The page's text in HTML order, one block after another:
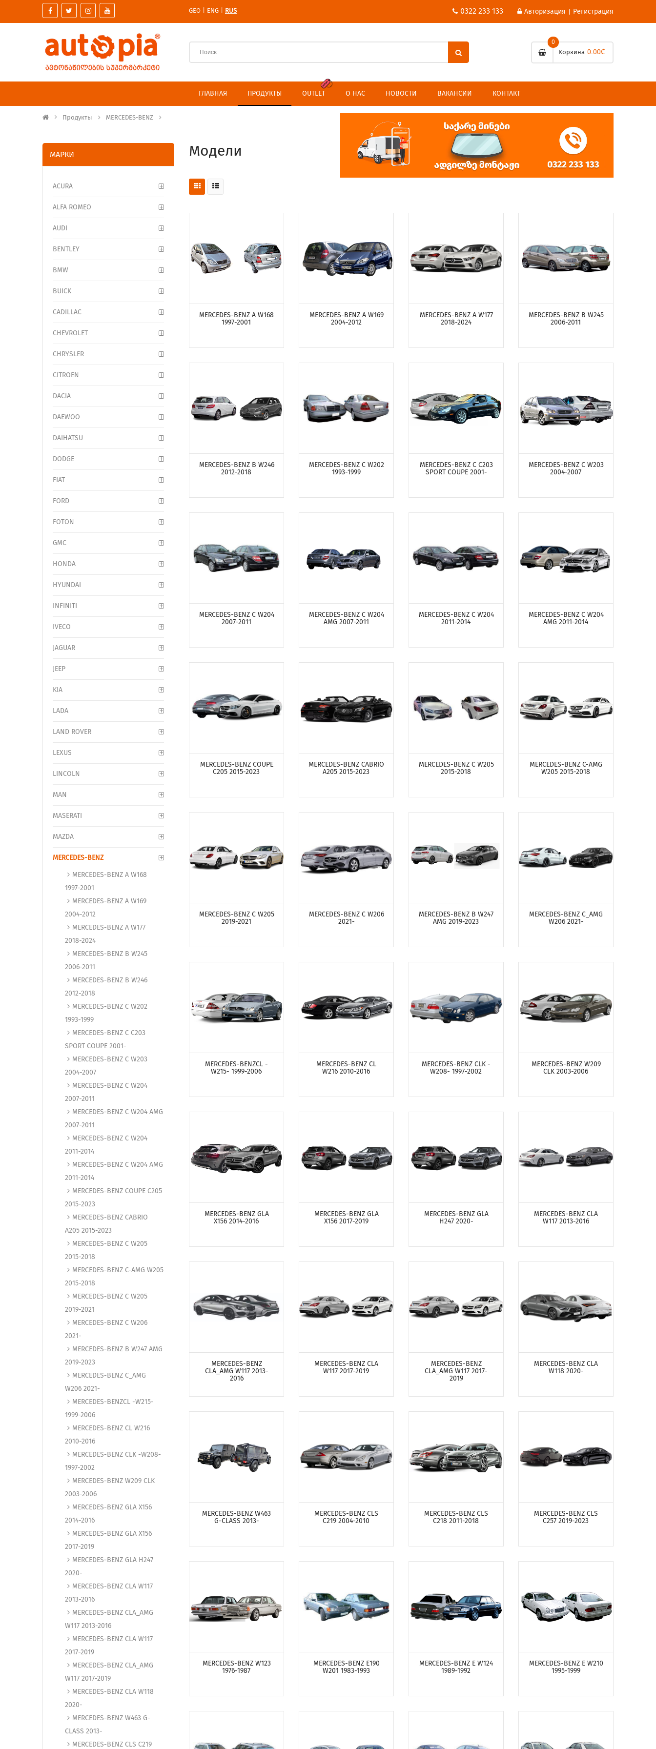
GEO ENG RUS 0322 233 133 Авторизация | Регистрация
Корзина
0
0.00₾
ГЛАВНАЯ ПРОДУКТЫ OUTLET О НАС НОВОСТИ ВАКАНСИИ КОНТАКТ
Продукты MERCEDES-BENZ
МАРКИ
ACURA
ALFA ROMEO
AUDI
BENTLEY
BMW
BUICK
CADILLAC
CHEVROLET
CHRYSLER
CITROEN
DACIA
DAEWOO
DAIHATSU
DODGE
FIAT
FORD
FOTON
GMC
HONDA
HYUNDAI
INFINITI
IVECO
JAGUAR
JEEP
KIA
LADA
LAND ROVER
LEXUS
LINCOLN
MAN
MASERATI
MAZDA
MERCEDES-BENZ
MERCEDES-BENZ A W168
1997-2001
MERCEDES-BENZ A W169
2004-2012
MERCEDES-BENZ A W177
2018-2024
MERCEDES-BENZ B W245
2006-2011
MERCEDES-BENZ B W246
2012-2018
MERCEDES-BENZ C W202
1993-1999
MERCEDES-BENZ C C203
SPORT COUPE 2001-
MERCEDES-BENZ C W203
2004-2007
MERCEDES-BENZ C W204
2007-2011
MERCEDES-BENZ C W204 AMG
2007-2011
MERCEDES-BENZ C W204
2011-2014
MERCEDES-BENZ C W204 AMG
2011-2014
MERCEDES-BENZ COUPE C205
2015-2023
MERCEDES-BENZ CABRIO
A205 2015-2023
MERCEDES-BENZ C W205
2015-2018
MERCEDES-BENZ C-AMG W205
2015-2018
MERCEDES-BENZ C W205
2019-2021
MERCEDES-BENZ C W206
2021-
MERCEDES-BENZ B W247 AMG
2019-2023
MERCEDES-BENZ C_AMG
W206 2021-
MERCEDES-BENZCL -W215-
1999-2006
MERCEDES-BENZ CL W216
2010-2016
MERCEDES-BENZ CLK -W208-
1997-2002
MERCEDES-BENZ W209 CLK
2003-2006
MERCEDES-BENZ GLA X156
2014-2016
MERCEDES-BENZ GLA X156
2017-2019
MERCEDES-BENZ GLA H247
2020-
MERCEDES-BENZ CLA W117
2013-2016
MERCEDES-BENZ CLA_AMG
W117 2013-2016
MERCEDES-BENZ CLA W117
2017-2019
MERCEDES-BENZ CLA_AMG
W117 2017-2019
MERCEDES-BENZ CLA W118
2020-
MERCEDES-BENZ W463 G-
CLASS 2013-
MERCEDES-BENZ CLS C219
Модели
MERCEDES-BENZ A W168
1997-2001
MERCEDES-BENZ A W169
2004-2012
MERCEDES-BENZ A W177
2018-2024
MERCEDES-BENZ B W245
2006-2011
MERCEDES-BENZ B W246
2012-2018
MERCEDES-BENZ C W202
1993-1999
MERCEDES-BENZ C C203
SPORT COUPE 2001-
MERCEDES-BENZ C W203
2004-2007
MERCEDES-BENZ C W204
2007-2011
MERCEDES-BENZ C W204
AMG 2007-2011
MERCEDES-BENZ C W204
2011-2014
MERCEDES-BENZ C W204
AMG 2011-2014
MERCEDES-BENZ COUPE
C205 2015-2023
MERCEDES-BENZ CABRIO
A205 2015-2023
MERCEDES-BENZ C W205
2015-2018
MERCEDES-BENZ C-AMG
W205 2015-2018
MERCEDES-BENZ C W205
2019-2021
MERCEDES-BENZ C W206
2021-
MERCEDES-BENZ B W247
AMG 2019-2023
MERCEDES-BENZ C_AMG
W206 2021-
MERCEDES-BENZCL -
W215- 1999-2006
MERCEDES-BENZ CL
W216 2010-2016
MERCEDES-BENZ CLK -
W208- 1997-2002
MERCEDES-BENZ W209
CLK 2003-2006
MERCEDES-BENZ GLA
X156 2014-2016
MERCEDES-BENZ GLA
X156 2017-2019
MERCEDES-BENZ GLA
H247 2020-
MERCEDES-BENZ CLA
W117 2013-2016
MERCEDES-BENZ
CLA_AMG W117 2013-
2016
MERCEDES-BENZ CLA
W117 2017-2019
MERCEDES-BENZ
CLA_AMG W117 2017-
2019
MERCEDES-BENZ CLA
W118 2020-
MERCEDES-BENZ W463
G-CLASS 2013-
MERCEDES-BENZ CLS
C219 2004-2010
MERCEDES-BENZ CLS
C218 2011-2018
MERCEDES-BENZ CLS
C257 2019-2023
MERCEDES-BENZ W123
1976-1987
MERCEDES-BENZ E190
W201 1983-1993
MERCEDES-BENZ E W124
1989-1992
MERCEDES-BENZ E W210
1995-1999